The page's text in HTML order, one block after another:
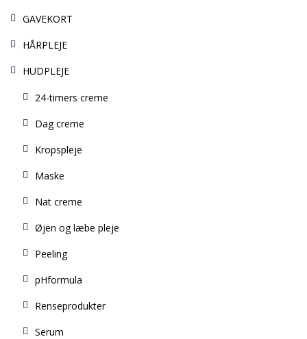
GAVEKORT
HÅRPLEJE
HUDPLEJE
24-timers creme
Dag creme
Kropspleje
Maske
Nat creme
Øjen og læbe pleje
Peeling
pHformula
Renseprodukter
Serum